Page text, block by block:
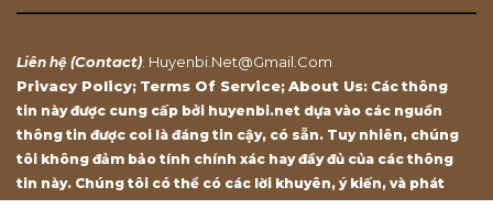
Liên hệ (Contact): Huyenbi.net@gmail.com
Privacy Policy; Terms Of Service; About Us: Các thông
tin này được cung cấp bởi huyenbi.net dựa vào các nguồn
thông tin được coi là đáng tin cậy, có sẵn. Tuy nhiên, chúng
tôi không đảm bảo tính chính xác hay đầy đủ của các thông
tin này. Chúng tôi có thể có các lời khuyên, ý kiến, và phát